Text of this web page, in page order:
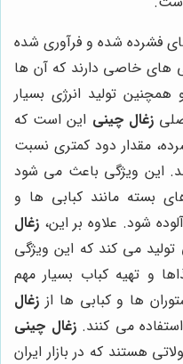
فشرده شده و فرآوری شده
های خاصی دارند که آن ها
تولید انرژی بسیار
زغال چینی این است که
مقدار دود کمتری نسبت
این ویژگی باعث می شود
بسته مانند کبابی ها و
شود. علاوه بر این، زغال
می کند که این ویژگی
و تهیه کباب بسیار مهم
ها و کبابی ها از زغال
می کنند. زغال چینی
هستند که در بازار ایران